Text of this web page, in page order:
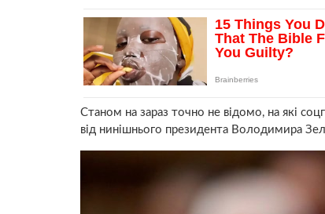
Станом на зараз точно не відомо, на які
від нинішнього президента Володимира